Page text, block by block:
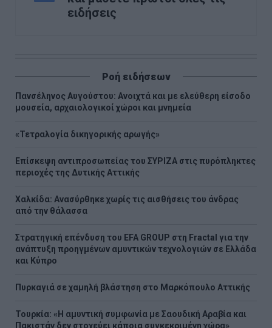
ειδήσεις
Ροή ειδήσεων
Πανσέληνος Αυγούστου: Ανοιχτά και με ελεύθερη είσοδο
μουσεία, αρχαιολογικοί χώροι και μνημεία
«Τετραλογία δικηγορικής αρωγής»
Επίσκεψη αντιπροσωπείας του ΣΥΡΙΖΑ στις πυρόπληκτες
περιοχές της Δυτικής Αττικής
Χαλκίδα: Ανασύρθηκε χωρίς τις αισθήσεις του άνδρας
από την θάλασσα
Στρατηγική επένδυση του EFA GROUP στη Fractal για την
ανάπτυξη προηγμένων αμυντικών τεχνολογιών σε Ελλάδα
και Κύπρο
Πυρκαγιά σε χαμηλή βλάστηση στο Μαρκόπουλο Αττικής
Τουρκία: «Η αμυντική συμφωνία με Σαουδική Αραβία και
Πακιστάν δεν στοχεύει κάποια συγκεκριμένη χώρα»